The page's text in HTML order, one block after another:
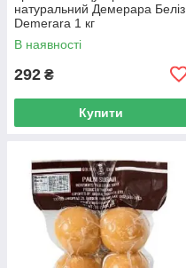
натуральний Демерара Беліз
Demerara 1 кг
В наявності
292 ₴
Купити